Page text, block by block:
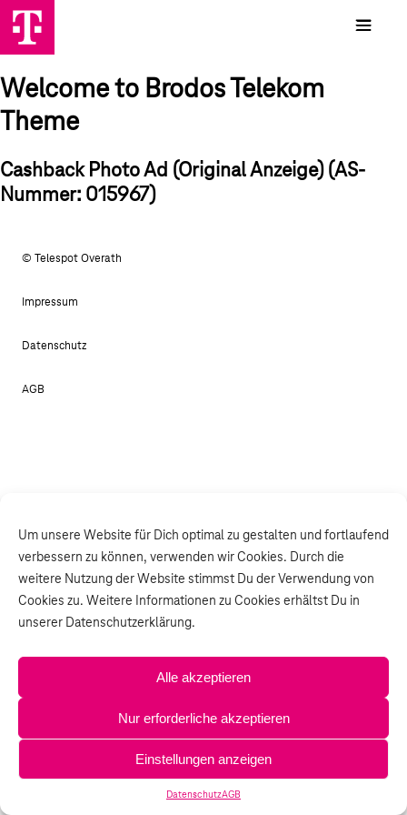
Um unsere Website für Dich optimal zu gestalten und fortlaufend
verbessern zu können, verwenden wir Cookies. Durch die
weitere Nutzung der Website stimmst Du der Verwendung von
Cookies zu. Weitere Informationen zu Cookies erhältst Du in
unserer Datenschutzerklärung.
Alle akzeptieren
Nur erforderliche akzeptieren
Einstellungen anzeigen
DatenschutzAGB
Welcome to Brodos Telekom
Theme
Cashback Photo Ad (Original Anzeige) (AS-
Nummer: 015967)
© Telespot Overath
Impressum
Datenschutz
AGB